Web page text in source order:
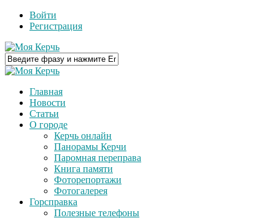
Войти
Регистрация
Главная
Новости
Статьи
О городе
Керчь онлайн
Панорамы Керчи
Паромная переправа
Книга памяти
Фоторепортажи
Фотогалерея
Горсправка
Полезные телефоны